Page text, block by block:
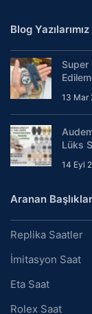
Blog Yazılarımız
Super
13 Mar
Lüks
14 Eyl
Aranan Başlıklar
Replika Saatler
İmitasyon Saat
Eta Saat
Rolex Saat